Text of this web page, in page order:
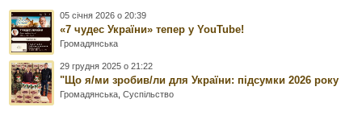
05 січня 2026 о 20:39
«7 чудес України» тепер у YouTube!
Громадянська
29 грудня 2025 о 21:22
"Що я/ми зробив/ли для України: підсумки 2026 року
Громадянська ,Суспільство